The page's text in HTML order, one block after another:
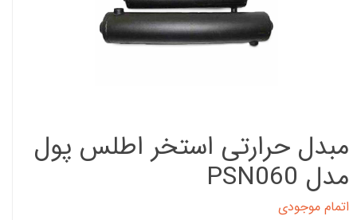
مبدل حرارتی استخر اطلس پول
مدل PSN060
اتمام موجودی